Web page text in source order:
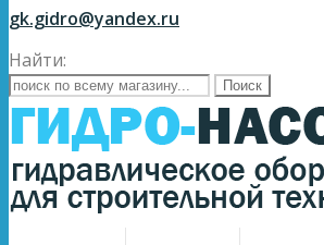
gk.gidro@yandex.ru
Найти: